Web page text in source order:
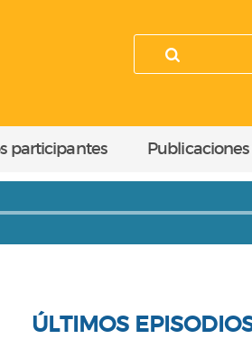
participantes
ÚLTIMOS